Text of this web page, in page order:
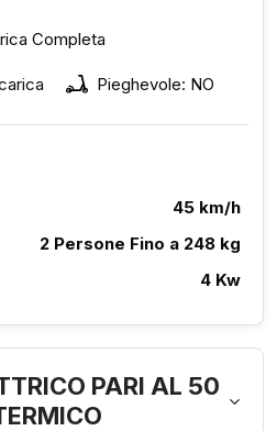
Completa
Pieghevole: NO
45 km/h
2 Persone Fino a 248 kg
4 Kw
PARI AL 50